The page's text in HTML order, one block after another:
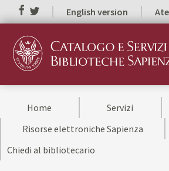
English version
Home Servizi
Risorse elettroniche Sapienza
Chiedi al bibliotecario